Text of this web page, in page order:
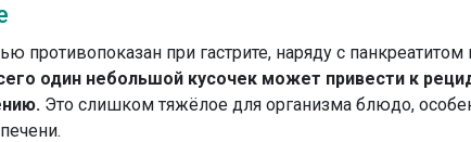
противопоказан при гастрите, наряду с панкреатитом
один небольшой кусочек может привести к
Это слишком тяжёлое для организма блюдо,